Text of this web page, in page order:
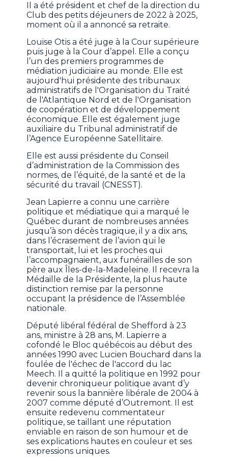
Il a été président et chef de la direction du
Club des petits déjeuners de 2022 à 2025,
moment où il a annoncé sa retraite.
Louise Otis a été juge à la Cour supérieure
puis juge à la Cour d’appel. Elle a conçu
l’un des premiers programmes de
médiation judiciaire au monde. Elle est
aujourd'hui présidente des tribunaux
administratifs de l'Organisation du Traité
de l'Atlantique Nord et de l'Organisation
de coopération et de développement
économique. Elle est également juge
auxiliaire du Tribunal administratif de
l’Agence Européenne Satellitaire.
Elle est aussi présidente du Conseil
d’administration de la Commission des
normes, de l’équité, de la santé et de la
sécurité du travail (CNESST).
Jean Lapierre a connu une carrière
politique et médiatique qui a marqué le
Québec durant de nombreuses années
jusqu’à son décès tragique, il y a dix ans,
dans l’écrasement de l’avion qui le
transportait, lui et les proches qui
l’accompagnaient, aux funérailles de son
père aux Îles-de-la-Madeleine. Il recevra la
Médaille de la Présidente, la plus haute
distinction remise par la personne
occupant la présidence de l’Assemblée
nationale.
Député libéral fédéral de Shefford à 23
ans, ministre à 28 ans, M. Lapierre a
cofondé le Bloc québécois au début des
années 1990 avec Lucien Bouchard dans la
foulée de l'échec de l'accord du lac
Meech. Il a quitté la politique en 1992 pour
devenir chroniqueur politique avant d’y
revenir sous la bannière libérale de 2004 à
2007 comme député d’Outremont. Il est
ensuite redevenu commentateur
politique, se taillant une réputation
enviable en raison de son humour et de
ses explications hautes en couleur et ses
expressions uniques.